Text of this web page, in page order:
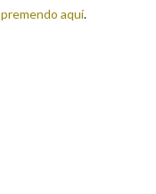
premendo aquí.